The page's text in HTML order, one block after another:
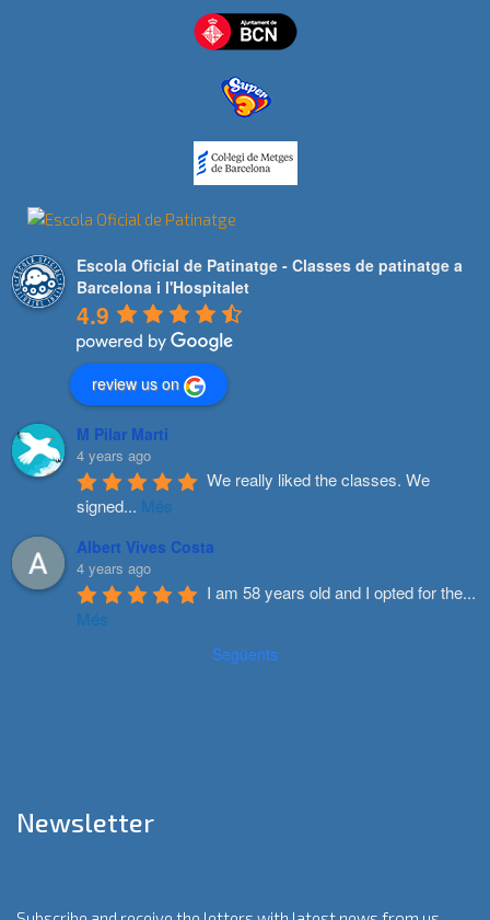
Escola Oficial de Patinatge - Classes de patinatge a
Barcelona i l'Hospitalet
4.9
review us on
M Pilar Marti
4 years ago
We really liked the classes. We
signed... Més
Albert Vives Costa
4 years ago
I am 58 years old and I opted for the...
Més
Següents
Newsletter